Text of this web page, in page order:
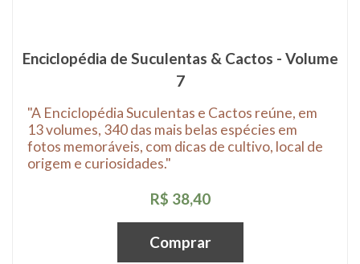
Enciclopédia de Suculentas & Cactos - Volume
7
"A Enciclopédia Suculentas e Cactos reúne, em
13 volumes, 340 das mais belas espécies em
fotos memoráveis, com dicas de cultivo, local de
origem e curiosidades."
R$ 38,40
Comprar